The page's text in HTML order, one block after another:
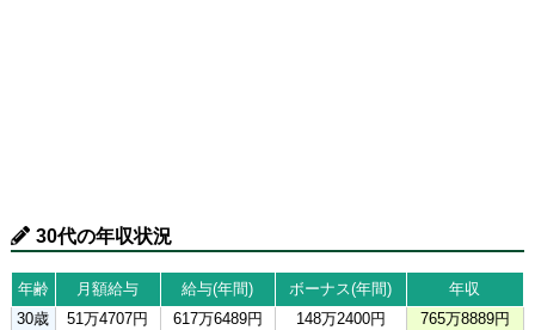
30代の年収状況
年齢 月額給与 給与(年間) ボーナス(年間)
年収
30歳
51万4707円 617万6489円 148万2400円
765万8889円